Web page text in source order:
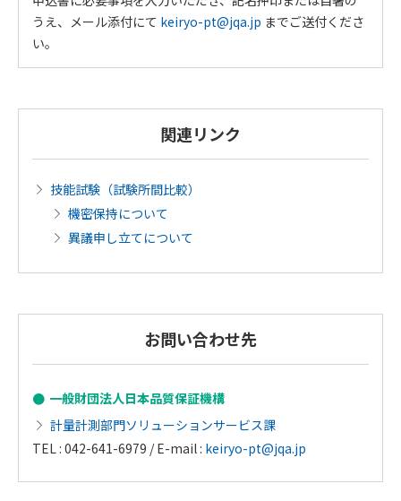
うえ、メール添付にて keiryo-pt@jqa.jp までご送付くださ
い。
関連リンク
技能試験（試験所間比較）
機密保持について
異議申し立てについて
お問い合わせ先
一般財団法人日本品質保証機構
計量計測部門ソリューションサービス課
TEL : 042-641-6979 / E-mail : keiryo-pt@jqa.jp